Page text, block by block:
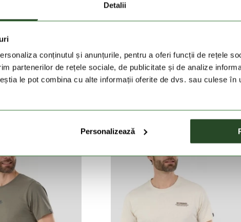
Detalii
conținutul și anunțurile, pentru a oferi funcții de rețele
partenerilor de rețele sociale, de publicitate și de analize
le pot combina cu alte informații oferite de dvs. sau culese în
Personalizează
Graphic-T Breaker Graphic-T